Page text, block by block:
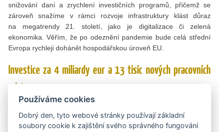
snižování daní a zrychlení investičních programů, přičemž se
zároveň snažíme v rámci rozvoje infrastruktury klást důraz
na megatrendy 21. století, jako je digitalizace či zelená
ekonomika. Věřím, že po odeznění pandemie bude celá střední
Evropa rychleji dohánět hospodářskou úroveň EU.
Investice za 4 miliardy eur a 13 tisíc nových pracovních
míst
investiční programy.
Používáme cookies
Dobrý den, tyto webové stránky používají základní
soubory cookie k zajištění svého správného fungování